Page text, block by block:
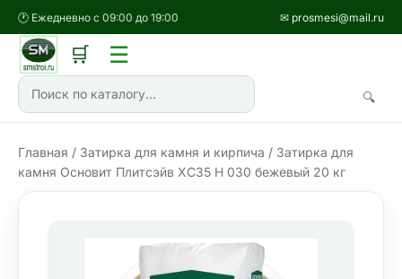
🕐 Ежедневно с 09:00 до 19:00 ✉ prosmesi@mail.ru
🔍
🛒 ☰
Главная / Затирка для камня и кирпича / Затирка для
камня Основит Плитсэйв XC35 H 030 бежевый 20 кг